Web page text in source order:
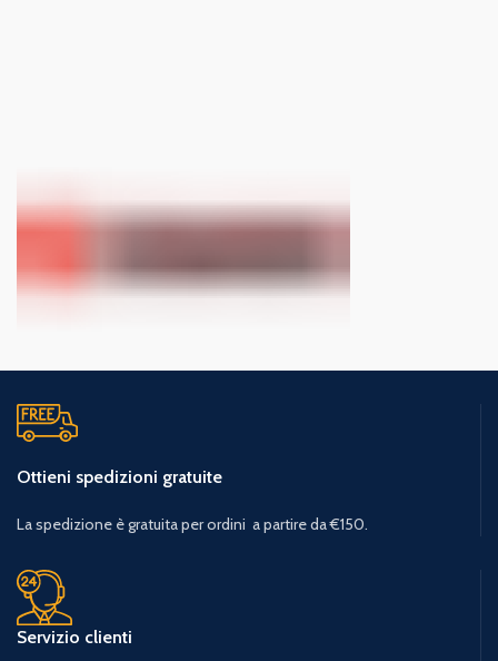
Ottieni spedizioni gratuite
La spedizione è gratuita per ordini a partire da €150.
Servizio clienti